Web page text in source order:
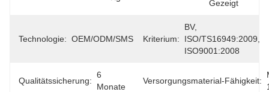
Gezeigt
Technologie: OEM/ODM/SMS Kriterium:
BV,
ISO/TS16949:2009,
ISO9001:2008
Qualitätssicherung:
6
Monate
Versorgungsmaterial-Fähigkeit: